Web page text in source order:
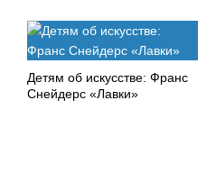
Детям об искусстве: Франс
Снейдерс «Лавки»